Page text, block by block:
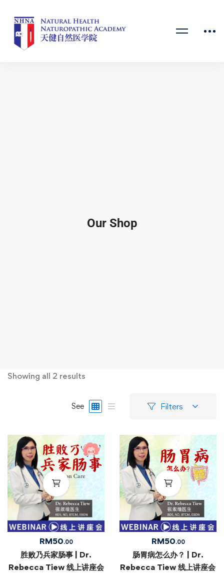
Our Shop
Showing all 2 results
See Filters
RM50.00
胜败乃兵家肠事 | Dr.
Rebecca Tiew 线上讲座会
RM50.00
肠胃病怎么办？ | Dr.
Rebecca Tiew 线上讲座会